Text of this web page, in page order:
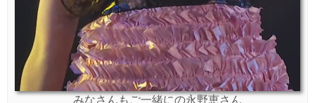
みなさんもご一緒にの永野恵さん